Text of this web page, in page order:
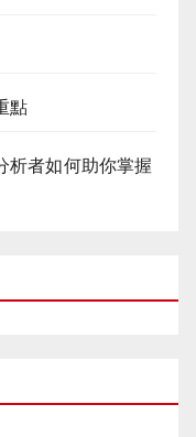
點
析者如何助你掌握